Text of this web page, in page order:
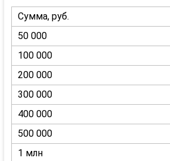
Сумма, руб.
50 000
100 000
200 000
300 000
400 000
500 000
1 млн